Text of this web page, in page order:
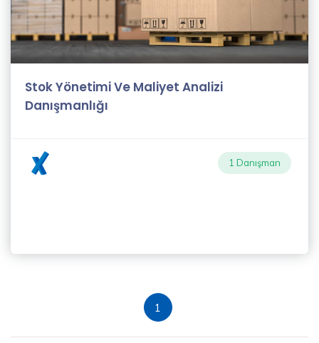
Paid
(60)
Stok Yönetimi Ve Maliyet Analizi
Danışmanlığı
1 Danışman
1